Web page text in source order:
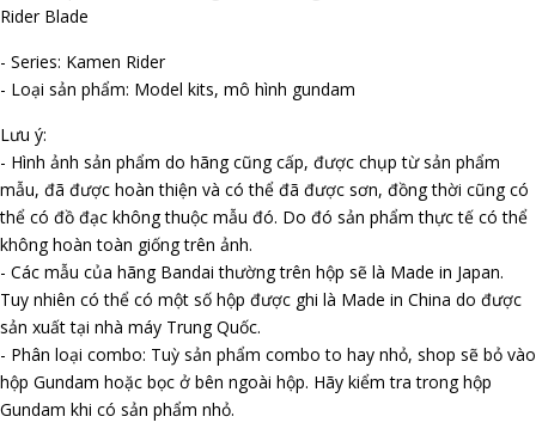
Rider Blade
- Series: Kamen Rider
- Loại sản phẩm: Model kits, mô hình gundam
Lưu ý:
- Hình ảnh sản phẩm do hãng cũng cấp, được chụp từ sản phẩm
mẫu, đã được hoàn thiện và có thể đã được sơn, đồng thời cũng có
thể có đồ đạc không thuộc mẫu đó. Do đó sản phẩm thực tế có thể
không hoàn toàn giống trên ảnh.
- Các mẫu của hãng Bandai thường trên hộp sẽ là Made in Japan.
Tuy nhiên có thể có một số hộp được ghi là Made in China do được
sản xuất tại nhà máy Trung Quốc.
- Phân loại combo: Tuỳ sản phẩm combo to hay nhỏ, shop sẽ bỏ vào
hộp Gundam hoặc bọc ở bên ngoài hộp. Hãy kiểm tra trong hộp
Gundam khi có sản phẩm nhỏ.